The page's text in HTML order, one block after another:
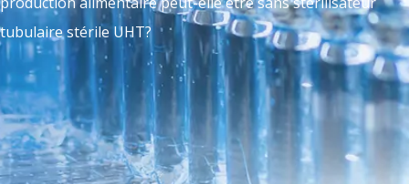
tubulaire stérile UHT?